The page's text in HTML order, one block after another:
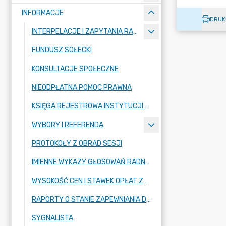
INFORMACJE
INTERPELACJE I ZAPYTANIA RADNYCH
FUNDUSZ SOŁECKI
KONSULTACJE SPOŁECZNE
NIEODPŁATNA POMOC PRAWNA
KSIĘGA REJESTROWA INSTYTUCJI KULTURY
WYBORY I REFERENDA
PROTOKOŁY Z OBRAD SESJI
IMIENNE WYKAZY GŁOSOWAŃ RADNYCH
WYSOKOŚĆ CEN I STAWEK OPŁAT ZBIOROWEGO ZAOPATRZENIA W WODĘ
RAPORTY O STANIE ZAPEWNIANIA DOSTĘPNOŚCI PODMIOTU PUBLICZNEGO
SYGNALISTA